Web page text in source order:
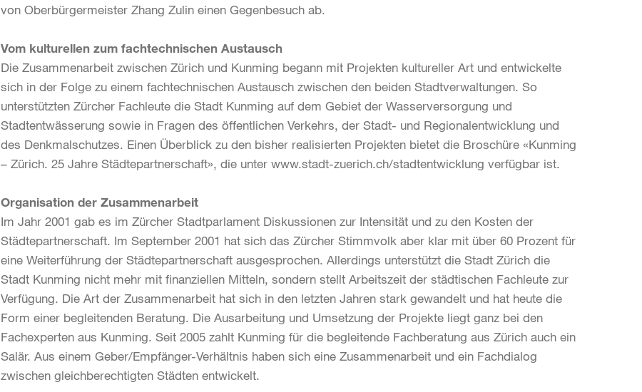
von Oberbürgermeister Zhang Zulin einen Gegenbesuch ab.
Vom kulturellen zum fachtechnischen Austausch
Die Zusammenarbeit zwischen Zürich und Kunming begann mit Projekten kultureller Art und entwickelte
sich in der Folge zu einem fachtechnischen Austausch zwischen den beiden Stadtverwaltungen. So
unterstützten Zürcher Fachleute die Stadt Kunming auf dem Gebiet der Wasserversorgung und
Stadtentwässerung sowie in Fragen des öffentlichen Verkehrs, der Stadt- und Regionalentwicklung und
des Denkmalschutzes. Einen Überblick zu den bisher realisierten Projekten bietet die Broschüre «Kunming
– Zürich. 25 Jahre Städtepartnerschaft», die unter www.stadt-zuerich.ch/stadtentwicklung verfügbar ist.
Organisation der Zusammenarbeit
Im Jahr 2001 gab es im Zürcher Stadtparlament Diskussionen zur Intensität und zu den Kosten der
Städtepartnerschaft. Im September 2001 hat sich das Zürcher Stimmvolk aber klar mit über 60 Prozent für
eine Weiterführung der Städtepartnerschaft ausgesprochen. Allerdings unterstützt die Stadt Zürich die
Stadt Kunming nicht mehr mit finanziellen Mitteln, sondern stellt Arbeitszeit der städtischen Fachleute zur
Verfügung. Die Art der Zusammenarbeit hat sich in den letzten Jahren stark gewandelt und hat heute die
Form einer begleitenden Beratung. Die Ausarbeitung und Umsetzung der Projekte liegt ganz bei den
Fachexperten aus Kunming. Seit 2005 zahlt Kunming für die begleitende Fachberatung aus Zürich auch ein
Salär. Aus einem Geber/Empfänger-Verhältnis haben sich eine Zusammenarbeit und ein Fachdialog
zwischen gleichberechtigten Städten entwickelt.